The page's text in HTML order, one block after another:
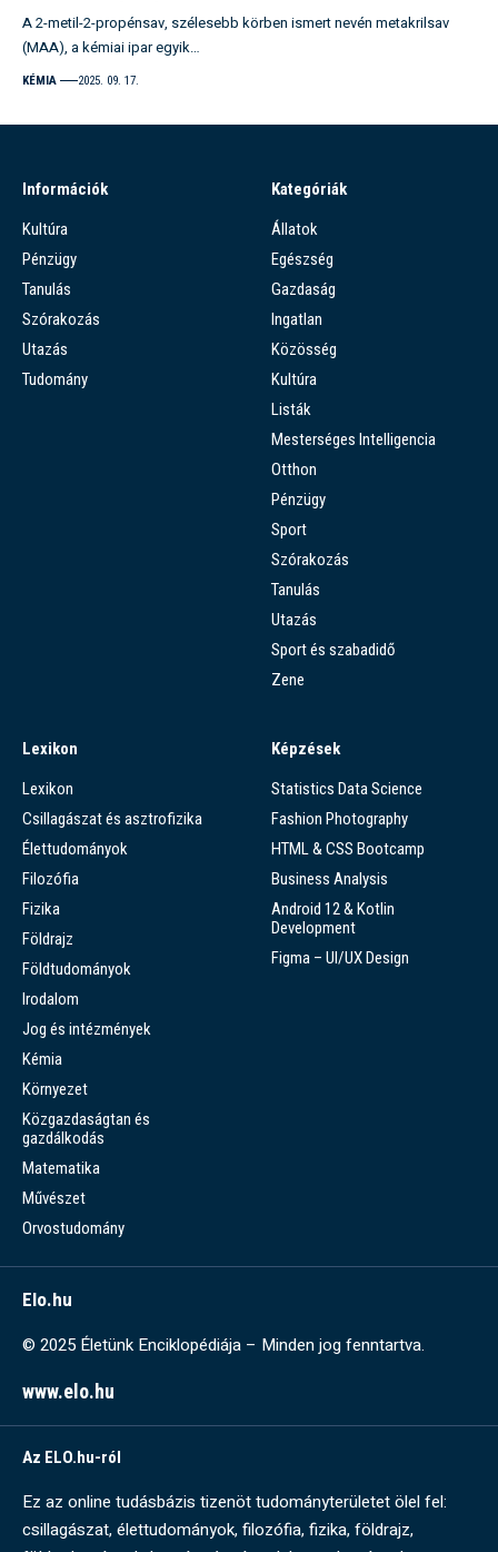
A 2-metil-2-propénsav, szélesebb körben ismert nevén metakrilsav
(MAA), a kémiai ipar egyik…
KÉMIA 2025. 09. 17.
Információk
Kultúra
Pénzügy
Tanulás
Szórakozás
Utazás
Tudomány
Kategóriák
Állatok
Egészség
Gazdaság
Ingatlan
Közösség
Kultúra
Listák
Mesterséges Intelligencia
Otthon
Pénzügy
Sport
Szórakozás
Tanulás
Utazás
Sport és szabadidő
Zene
Lexikon
Lexikon
Csillagászat és asztrofizika
Élettudományok
Filozófia
Fizika
Földrajz
Földtudományok
Irodalom
Jog és intézmények
Kémia
Környezet
Közgazdaságtan és
gazdálkodás
Matematika
Művészet
Orvostudomány
Képzések
Statistics Data Science
Fashion Photography
HTML & CSS Bootcamp
Business Analysis
Android 12 & Kotlin
Development
Figma – UI/UX Design
Elo.hu
© 2025 Életünk Enciklopédiája – Minden jog fenntartva.
www.elo.hu
Az ELO.hu-ról
Ez az online tudásbázis tizenöt tudományterületet ölel fel:
csillagászat, élettudományok, filozófia, fizika, földrajz,